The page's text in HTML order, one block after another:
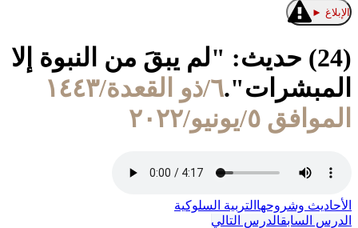
الإبلاغ ►
(24) حديث: "لم يبقَ من النبوة إلا
المبشرات".
٦/ذو القعدة/١٤٤٣
الموافق ٥/يونيو/٢٠٢٢
الأحاديث وشروحها التربية السلوكية
الدرس السابقالدرس التالي